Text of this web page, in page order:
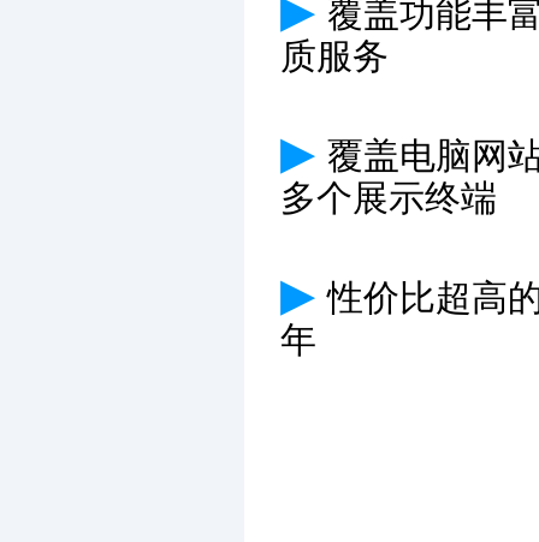
▶ 覆盖功能丰
质服务
▶ 覆盖电脑网
多个展示终端
▶性价比超高
年